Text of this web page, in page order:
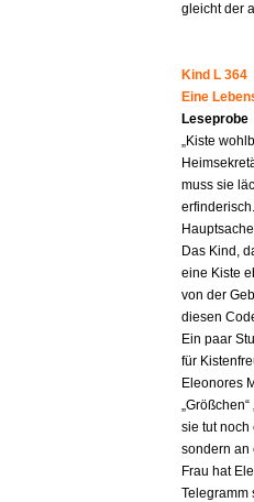
gleicht der
Kind L 364
Eine
Leseprobe
„Kiste
muss sie
Das Kind,
eine Kiste
von der
diesen
Ein paar
für
Eleonores
sie tut noch
sondern an
Frau hat
Telegramm